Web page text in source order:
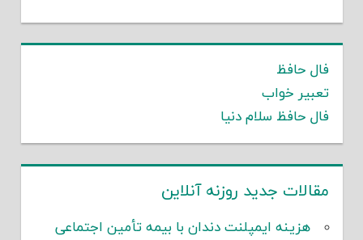
فال حافظ
تعبیر خواب
فال حافظ سلام دنیا
مقالات جدید روزنه آنلاین
هزینه ایمپلنت دندان با بیمه تأمین اجتماعی